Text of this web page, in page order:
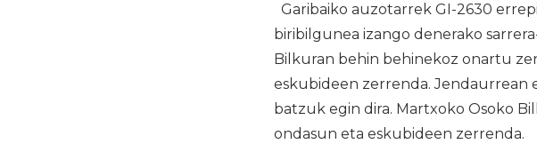
Garibaiko auzotarrek GI-2630
biribilgunea izango denerako
Bilkuran behin behinekoz onartu
eskubideen zerrenda. Jendaurrean
batzuk egin dira. Martxoko Osoko
ondasun eta eskubideen zerrenda.